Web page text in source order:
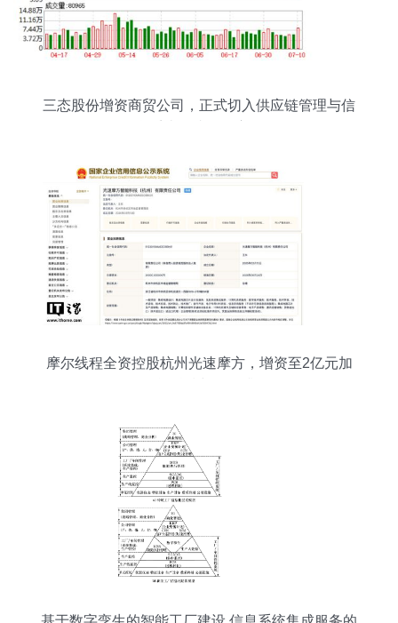
三态股份增资商贸公司，正式切入供应链管理与信
摩尔线程全资控股杭州光速摩方，增资至2亿元加